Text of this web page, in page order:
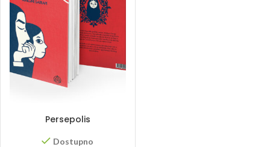
Persepolis
Dostupno